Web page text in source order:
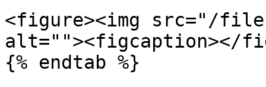
<figure><img src="/files/
alt=""><figcaption></
{% endtab %}